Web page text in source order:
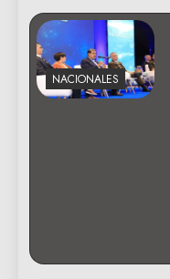
NACIONALES